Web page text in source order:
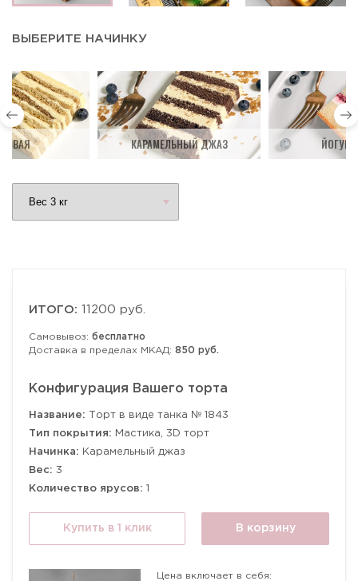
ВЫБЕРИТЕ НАЧИНКУ
КАРАМЕЛЬНЫЙ ДЖАЗ
ИТОГО: 11200 руб.
Самовывоз: бесплатно
Доставка в пределах МКАД: 850 руб.
Конфигурация Вашего торта
Название: Торт в виде танка № 1843
Тип покрытия: Мастика, 3D торт
Начинка: Карамельный джаз
Вес: 3
Количество ярусов: 1
Купить в 1 клик В корзину
Цена включает в себя: